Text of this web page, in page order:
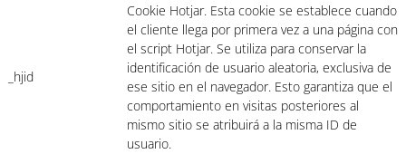
_hjid
Cookie Hotjar. Esta cookie se establece cuando
el cliente llega por primera vez a una página con
el script Hotjar. Se utiliza para conservar la
identificación de usuario aleatoria, exclusiva de
ese sitio en el navegador. Esto garantiza que el
comportamiento en visitas posteriores al
mismo sitio se atribuirá a la misma ID de
usuario.